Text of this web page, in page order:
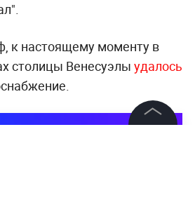
к настоящему моменту в
столицы Венесуэлы удалось